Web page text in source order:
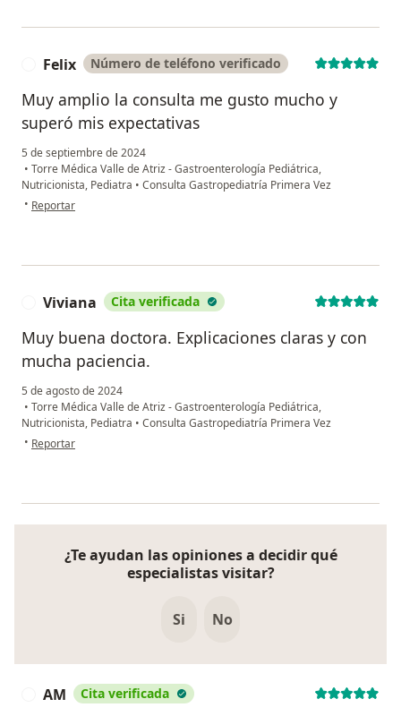
Felix Número de teléfono verificado
Muy amplio la consulta me gusto mucho y
superó mis expectativas
5 de septiembre de 2024
• Torre Médica Valle de Atriz - Gastroenterología Pediátrica,
Nutricionista, Pediatra • Consulta Gastropediatría Primera Vez
• en opinión del usuario Felix
Reportar
Viviana Cita verificada
Muy buena doctora. Explicaciones claras y con
mucha paciencia.
5 de agosto de 2024
• Torre Médica Valle de Atriz - Gastroenterología Pediátrica,
Nutricionista, Pediatra • Consulta Gastropediatría Primera Vez
• en opinión del usuario Viviana
Reportar
¿Te ayudan las opiniones a decidir qué
especialistas visitar?
Si No
AM Cita verificada